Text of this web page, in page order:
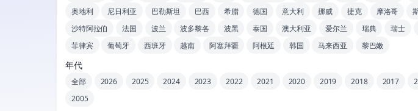
奥地利
尼日利亚 巴勒斯坦 巴西 希腊 德国 意大利 挪威 捷克 摩洛哥
沙特阿拉伯
法国 波兰 波多黎各 波黑 泰国 澳大利亚 爱尔兰 瑞典 瑞士
菲律宾
葡萄牙 西班牙 越南 阿塞拜疆 阿根廷 韩国 马来西亚 黎巴嫩
年代
全部 2026 2025 2024 2023 2022 2021 2020 2019 2018 2017
2005